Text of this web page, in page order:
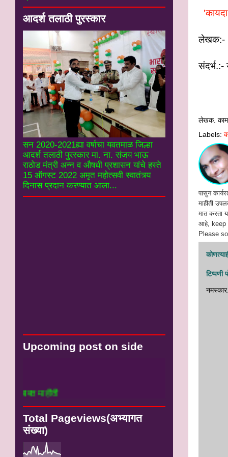
लेखक:-
संदर्भ.:-
लेखक.
Labels:
पासुन
माहीती
मात करता
आहे, keep
Please
टिप्पणी
आदर्श तलाठी पुरस्कार
सन 2020-2021ह्या वर्षाचा यवतमाळ जिल्हा
आदर्श तलाठी पुरस्कार मा. ना. संजय भाऊ
राठोड मंत्री अन्न व औषधी प्रशासन यांचे हस्ते
15 ऑगस्ट 2022 अमृत महोत्सवी स्वातंत्र्य
दिनास प्रदान करण्यात आला...
Upcoming post on side
Total Pageviews(अभ्यागत
संख्या)